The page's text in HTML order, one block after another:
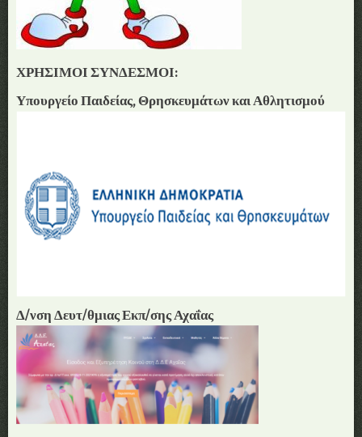
ΧΡΗΣΙΜΟΙ ΣΥΝΔΕΣΜΟΙ:
Υπουργείο Παιδείας, Θρησκευμάτων και Αθλητισμού
Δ/νση Δευτ/θμιας Εκπ/σης Αχαΐας